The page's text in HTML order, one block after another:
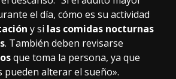
el día, cómo es su actividad
y si las comidas nocturnas
. También deben revisarse
que toma la persona, ya que
pueden alterar el sueño».